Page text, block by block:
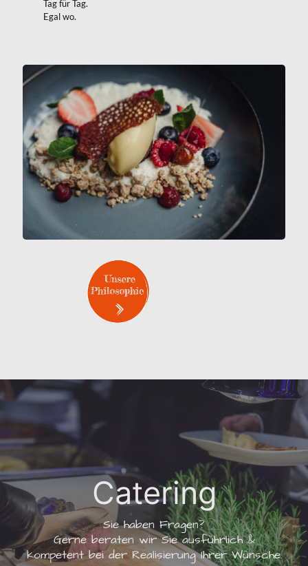
Tag für Tag.
Egal wo.
Catering
Sie haben Fragen?
Gerne beraten wir Sie ausführlich &
kompetent bei der Realisierung Ihrer Wünsche.